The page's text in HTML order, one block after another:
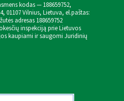
kodas — 188659752,
01107 Vilnius, Lietuva, el.paštas:
adresas 188659752
inspekciją prie Lietuvos
kaupiami ir saugomi Juridinių